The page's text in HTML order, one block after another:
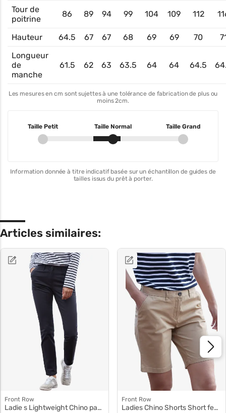
Tour de
poitrine
86 89 94 99 104 109 112
Hauteur 64.5 67 67 68 69 69 70
Longueur
de
manche
61.5 62 63 63.5 64 64 64.5
Les mesures en cm sont sujettes à une tolérance de fabrication de plus ou
moins 2cm.
Taille Petit Taille Normal Taille Grand
Information donnée à titre indicatif basée sur un échantillon de guides de
tailles issus du prêt à porter.
Articles similaires:
Front Row
Ladie s Lightweight Chino pantalon femme fr622
Front Row
Ladies Chino Shorts Short femme fr606